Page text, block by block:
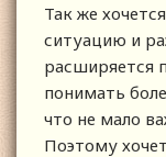
Так же
ситуацию и
расширяется
понимать
что не мало
Поэтому